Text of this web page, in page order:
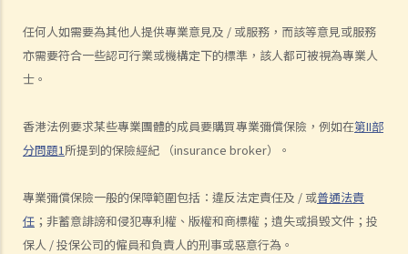
任何人如需要為其他人提供專業意見及 / 或服務，而該等意見或服務
亦需要符合一些認可行業或機構定下的標準，該人都可被視為專業人
士。
香港法例要求某些專業團體的成員要購買專業彌償保險，例如在第II部
分問題1 所提到的保險經紀 （insurance broker）。
專業彌償保險一般的保障範圍包括：違反法定責任及 / 或普通法責
任 ；非蓄意誹謗和侵犯專利權、版權和商標權；遺失或損毁文件；投
保人 /投保公司的僱員和負責人的刑事或惡意行為。
嗎？
6. 我為同一風險（例如住院或家居損毀）購買了幾份保單。我可以從所
有保單索償全數保額，還是僅索償實際的開支/損失金額？人壽保險下的
我可以透過甚麼渠道購買保險產品?
a. 保險中介人
（insurance broker）。兩者的角色或職責有甚麼分別？他們的專業資
格又有何不同？他們是否需要在認可機構註冊後才可工作？